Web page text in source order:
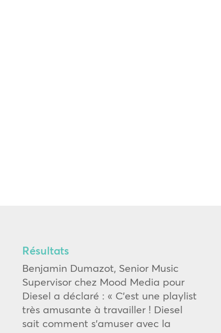
Résultats
Benjamin Dumazot, Senior Music
Supervisor chez Mood Media pour
Diesel a déclaré : « C’est une playlist
très amusante à travailler ! Diesel
sait comment s’amuser avec la